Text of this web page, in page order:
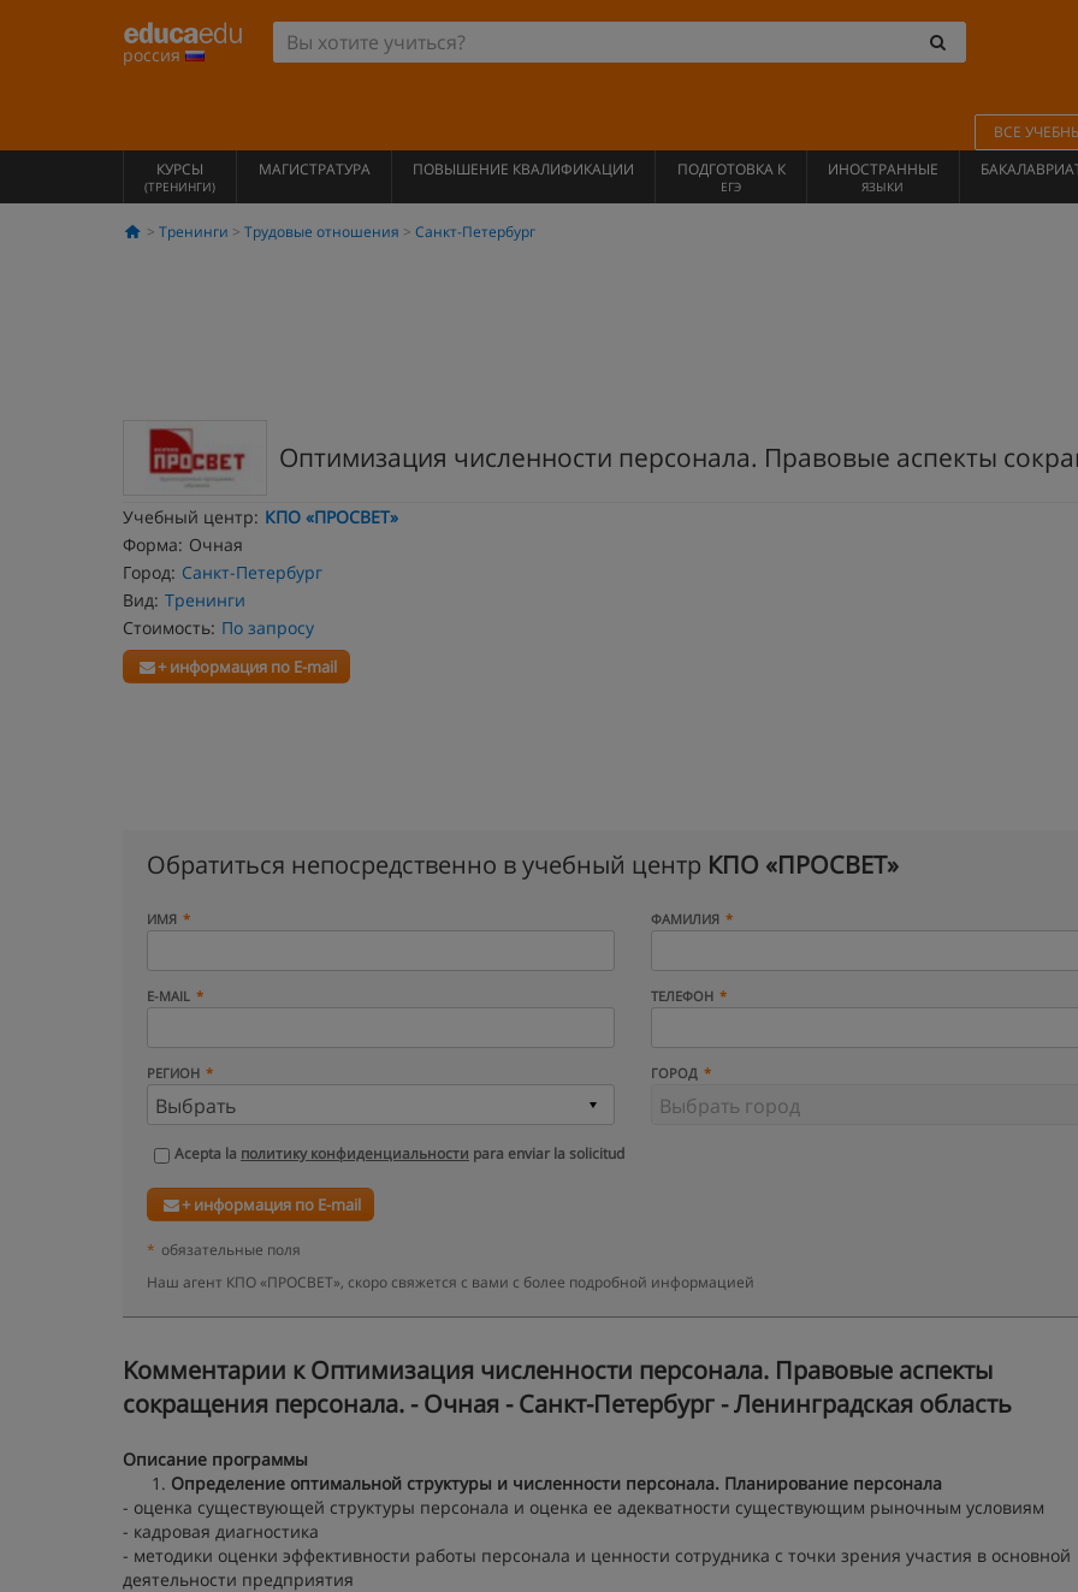
россия
ВСЕ
КУРСЫ
(ТРЕНИНГИ)
МАГИСТРАТУРА ПОВЫШЕНИЕ КВАЛИФИКАЦИИ ПОДГОТОВКА К
ЕГЭ
ИНОСТРАННЫЕ
ЯЗЫКИ
Тренинги Трудовые отношения Санкт-Петербург
Оптимизация численности персонала. Правовые аспекты
Учебный центр: КПО «ПРОСВЕТ»
Форма: Очная
Город: Санкт-Петербург
Вид: Тренинги
Стоимость: По запросу
+ информация по E-mail
Обратиться непосредственно в учебный центр КПО «ПРОСВЕТ»
ИМЯ ФАМИЛИЯ
E-MAIL ТЕЛЕФОН
РЕГИОН ГОРОД
Acepta la политику конфиденциальности para enviar la solicitud
+ информация по E-mail
* обязательные поля
Наш агент КПО «ПРОСВЕТ», скоро свяжется с вами с более подробной информацией
Kомментарии к Оптимизация численности персонала. Правовые аспекты
сокращения персонала. - Очная - Санкт-Петербург - Ленинградская область
Описание программы
Определение оптимальной структуры и численности персонала. Планирование персонала
- оценка существующей структуры персонала и оценка ее адекватности существующим рыночным условиям
- кадровая диагностика
- методики оценки эффективности работы персонала и ценности сотрудника с точки зрения участия в основной
деятельности предприятия